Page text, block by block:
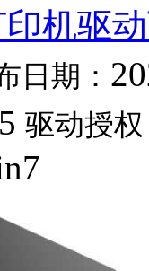
机驱
日期：
驱动授